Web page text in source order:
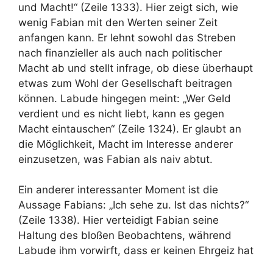
und Macht!“ (Zeile 1333). Hier zeigt sich, wie
wenig Fabian mit den Werten seiner Zeit
anfangen kann. Er lehnt sowohl das Streben
nach finanzieller als auch nach politischer
Macht ab und stellt infrage, ob diese überhaupt
etwas zum Wohl der Gesellschaft beitragen
können. Labude hingegen meint: „Wer Geld
verdient und es nicht liebt, kann es gegen
Macht eintauschen“ (Zeile 1324). Er glaubt an
die Möglichkeit, Macht im Interesse anderer
einzusetzen, was Fabian als naiv abtut.
Ein anderer interessanter Moment ist die
Aussage Fabians: „Ich sehe zu. Ist das nichts?“
(Zeile 1338). Hier verteidigt Fabian seine
Haltung des bloßen Beobachtens, während
Labude ihm vorwirft, dass er keinen Ehrgeiz hat